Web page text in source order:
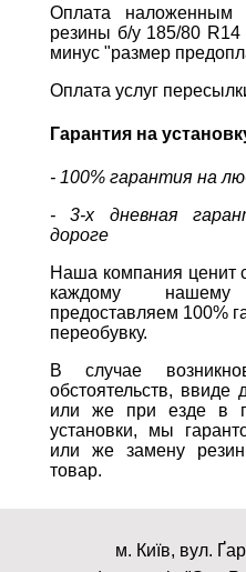
Оплата наложенным
резины б/у 185/80
минус "размер
Оплата услуг
Гарантия на
- 100% гарантия на
- 3-х дневная
дороге
Наша компания ценит
каждому
предоставляем 100%
переобувку.
В случае
обстоятельств, ввиде
или же при езде в
установки, мы
или же замену
товар.
м. Київ, вул.